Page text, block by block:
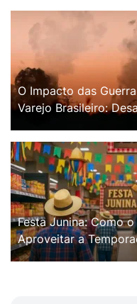
O Impacto das
Varejo Brasileiro:
Festa Junina: Como
Aproveitar a